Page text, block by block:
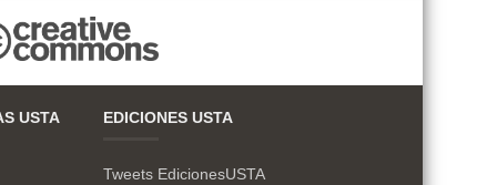
USTA EDICIONES USTA
Tweets EdicionesUSTA